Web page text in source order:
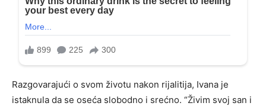
Razgovarajući o svom životu nakon rijalitija, Ivana je
istaknula da se oseća slobodno i srećno. “Živim svoj san i